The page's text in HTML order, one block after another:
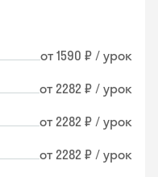
от 1590 ₽ / урок
от 2282 ₽ / урок
от 2282 ₽ / урок
от 2282 ₽ / урок